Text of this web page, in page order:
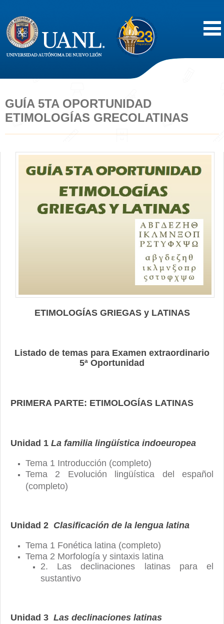
Acerca de
Vida Estudiantil
Servicios
Difusión
GUÍA 5TA OPORTUNIDAD
ETIMOLOGÍAS GRECOLATINAS
ETIMOLOGÍAS GRIEGAS y LATINAS
Listado de temas para Examen extraordinario
5ª Oportunidad
PRIMERA PARTE: ETIMOLOGÍAS LATINAS
Unidad 1 La familia lingüística indoeuropea
Tema 1 Introducción (completo)
Tema 2 Evolución lingüística del español
(completo)
Unidad 2 Clasificación de la lengua latina
Tema 1 Fonética latina (completo)
Tema 2 Morfología y sintaxis latina
2. Las declinaciones latinas para el
sustantivo
Unidad 3 Las declinaciones latinas